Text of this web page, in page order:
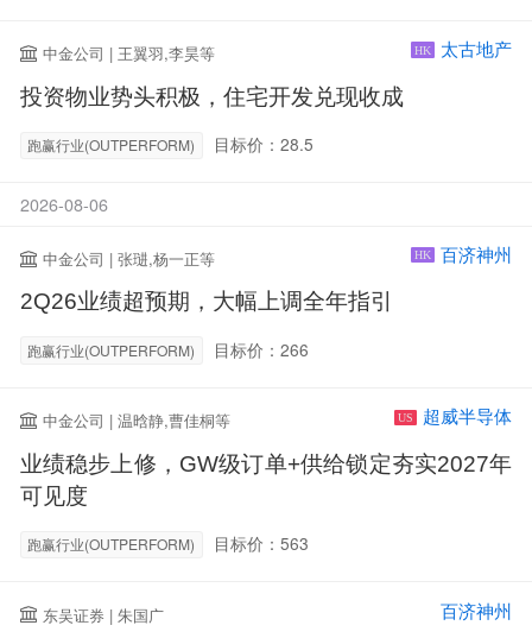
中金公司 | 王翼羽,李昊等 HK 太古地产
投资物业势头积极，住宅开发兑现收成
跑赢行业(OUTPERFORM) 目标价：28.5
2026-08-06
中金公司 | 张琎,杨一正等 HK 百济神州
2Q26业绩超预期，大幅上调全年指引
跑赢行业(OUTPERFORM) 目标价：266
中金公司 | 温晗静,曹佳桐等 US 超威半导体
业绩稳步上修，GW级订单+供给锁定夯实2027年
可见度
跑赢行业(OUTPERFORM) 目标价：563
东吴证券 | 朱国广 百济神州